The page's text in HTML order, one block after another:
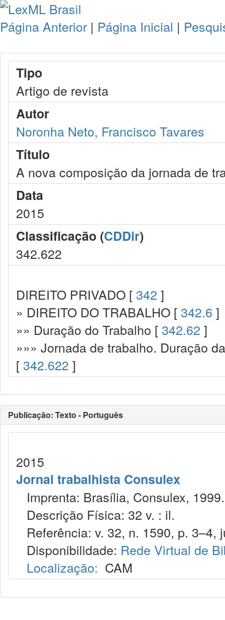
Página Anterior | Página Inicial |
Tipo
Artigo de revista
Autor
Noronha Neto, Francisco Tavares
Título
A nova composição da jornada de
Data
2015
Classificação (CDDir)
342.622
DIREITO PRIVADO [ 342 ]
» DIREITO DO TRABALHO [ 342.6 ]
»» Duração do Trabalho [ 342.62 ]
»»» Jornada de trabalho. Duração
[ 342.622 ]
Publicação: Texto - Português
2015
Jornal trabalhista Consulex
Imprenta: Brasília, Consulex, 1999.
Descrição Física: 32 v. : il.
Referência: v. 32, n. 1590, p. 3–4,
Disponibilidade: Rede Virtual de
Localização: CAM